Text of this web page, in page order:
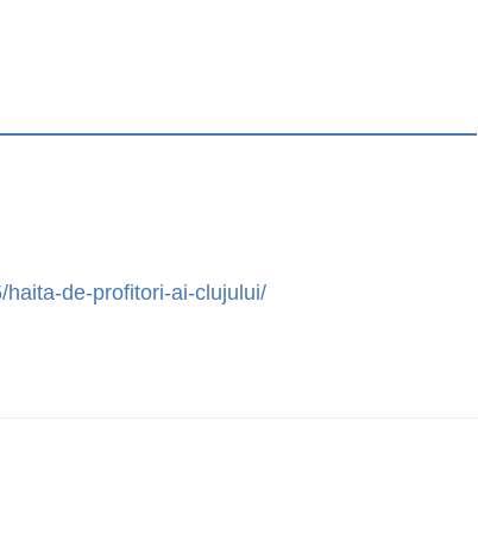
de-profitori-ai-clujului/